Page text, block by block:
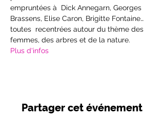
empruntées à  Dick Annegarn, Georges
Brassens, Elise Caron, Brigitte Fontaine…
toutes  recentrées autour du thème des
femmes, des arbres et de la nature.
Plus d'infos
Partager cet événement